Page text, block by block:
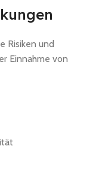
Risiken und
Einnahme von